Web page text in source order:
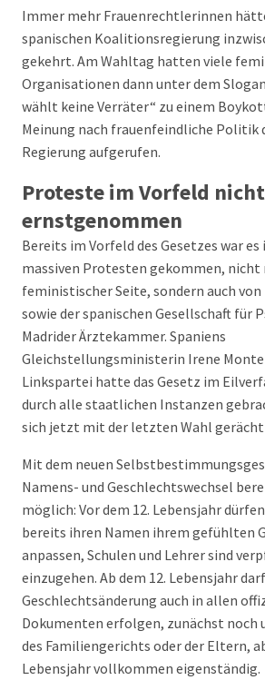
Immer mehr Frauenrechtlerinnen
spanischen Koalitionsregierung
gekehrt. Am Wahltag hatten viele
Organisationen dann unter dem
wählt keine Verräter“ zu einem
Meinung nach frauenfeindliche Politik
Regierung aufgerufen.
Proteste im Vorfeld nicht
ernstgenommen
Bereits im Vorfeld des Gesetzes war es
massiven Protesten gekommen, nicht
feministischer Seite, sondern auch
sowie der spanischen Gesellschaft für
Madrider Ärztekammer. Spaniens
Gleichstellungsministerin Irene
Linkspartei hatte das Gesetz im
durch alle staatlichen Instanzen
sich jetzt mit der letzten Wahl gerächt
Mit dem neuen
Namens- und Geschlechtswechsel
möglich: Vor dem 12. Lebensjahr
bereits ihren Namen ihrem gefühlten
anpassen, Schulen und Lehrer sind
einzugehen. Ab dem 12. Lebensjahr
Geschlechtsänderung auch in allen
Dokumenten erfolgen, zunächst noch
des Familiengerichts oder der Eltern,
Lebensjahr vollkommen eigenständig.